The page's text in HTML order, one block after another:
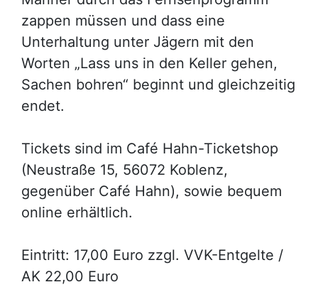
zappen müssen und dass eine
Unterhaltung unter Jägern mit den
Worten „Lass uns in den Keller gehen,
Sachen bohren“ beginnt und gleichzeitig
endet.
Tickets sind im Café Hahn-Ticketshop
(Neustraße 15, 56072 Koblenz,
gegenüber Café Hahn), sowie bequem
online erhältlich.
Eintritt: 17,00 Euro zzgl. VVK-Entgelte /
AK 22,00 Euro